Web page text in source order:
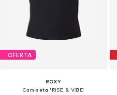
OFERTA
ROXY
Camiseta 'RISE & VIBE'